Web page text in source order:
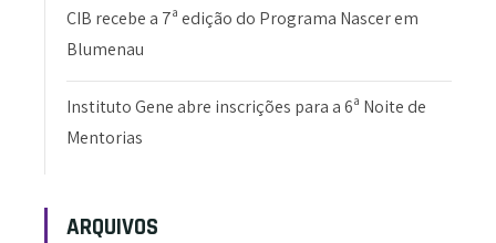
CIB recebe a 7ª edição do Programa Nascer em
Blumenau
Instituto Gene abre inscrições para a 6ª Noite de
Mentorias
ARQUIVOS